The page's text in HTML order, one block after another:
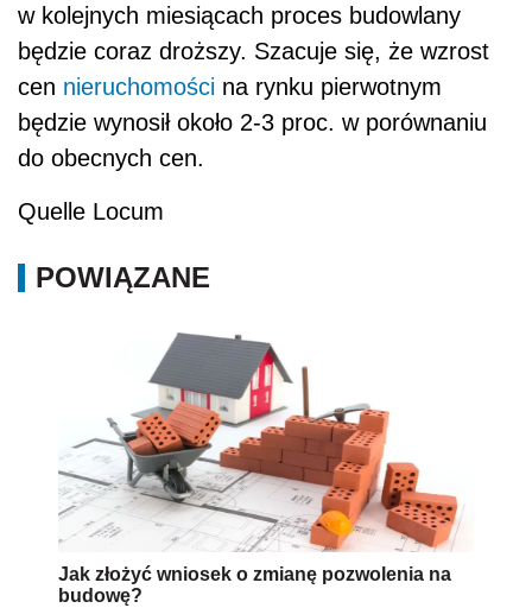
w kolejnych miesiącach proces budowlany
będzie coraz droższy. Szacuje się, że wzrost
cen nieruchomości na rynku pierwotnym
będzie wynosił około 2-3 proc. w porównaniu
do obecnych cen.
Quelle Locum
POWIĄZANE
Jak złożyć wniosek o zmianę pozwolenia na
budowę?